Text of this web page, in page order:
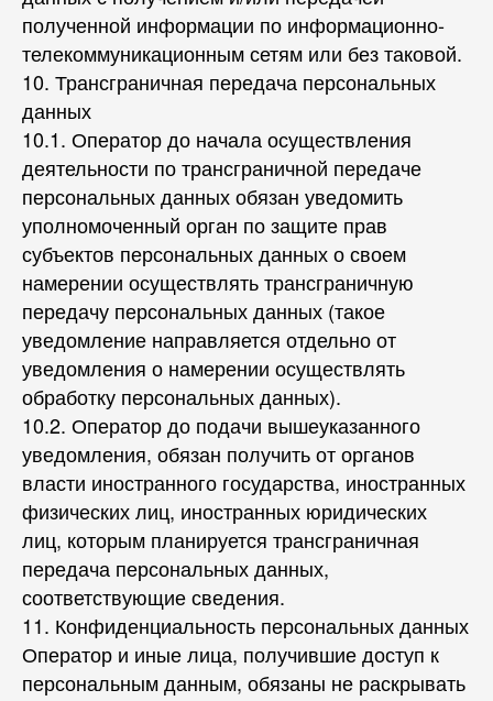
полученной информации по информационно-
телекоммуникационным сетям или без таковой.
10. Трансграничная передача персональных
данных
10.1. Оператор до начала осуществления
деятельности по трансграничной передаче
персональных данных обязан уведомить
уполномоченный орган по защите прав
субъектов персональных данных о своем
намерении осуществлять трансграничную
передачу персональных данных (такое
уведомление направляется отдельно от
уведомления о намерении осуществлять
обработку персональных данных).
10.2. Оператор до подачи вышеуказанного
уведомления, обязан получить от органов
власти иностранного государства, иностранных
физических лиц, иностранных юридических
лиц, которым планируется трансграничная
передача персональных данных,
соответствующие сведения.
11. Конфиденциальность персональных данных
Оператор и иные лица, получившие доступ к
персональным данным, обязаны не раскрывать